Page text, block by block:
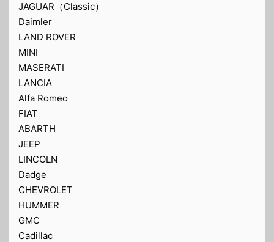
JAGUAR（Classic）
Daimler
LAND ROVER
MINI
MASERATI
LANCIA
Alfa Romeo
FIAT
ABARTH
JEEP
LINCOLN
Dadge
CHEVROLET
HUMMER
GMC
Cadillac